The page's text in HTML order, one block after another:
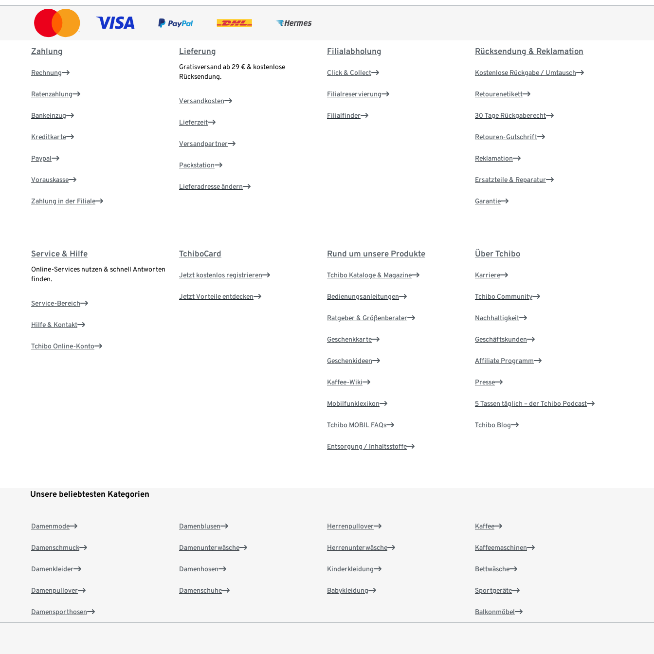
Zahlung
Rechnung
Ratenzahlung
Bankeinzug
Kreditkarte
Paypal
Vorauskasse
Zahlung in der Filiale
Lieferung
Gratisversand ab 29 € & kostenlose
Rücksendung.
Versandkosten
Lieferzeit
Versandpartner
Packstation
Lieferadresse ändern
Filialabholung
Click & Collect
Filialreservierung
Filialfinder
Rücksendung & Reklamation
Kostenlose Rückgabe / Umtausch
Retourenetikett
30 Tage Rückgaberecht
Retouren-Gutschrift
Reklamation
Ersatzteile & Reparatur
Garantie
Service & Hilfe
Online-Services nutzen & schnell Antworten
finden.
Service-Bereich
Hilfe & Kontakt
Tchibo Online-Konto
TchiboCard
Jetzt kostenlos registrieren
Jetzt Vorteile entdecken
Rund um unsere Produkte
Tchibo Kataloge & Magazine
Bedienungsanleitungen
Ratgeber & Größenberater
Geschenkkarte
Geschenkideen
Kaffee-Wiki
Mobilfunklexikon
Tchibo MOBIL FAQs
Entsorgung / Inhaltsstoffe
Über Tchibo
Karriere
Tchibo Community
Nachhaltigkeit
Geschäftskunden
Affiliate Programm
Presse
5 Tassen täglich – der Tchibo Podcast
Tchibo Blog
Unsere beliebtesten Kategorien
Damenmode
Damenschmuck
Damenkleider
Damenpullover
Damensporthosen
Damenblusen
Damenunterwäsche
Damenhosen
Damenschuhe
Herrenpullover
Herrenunterwäsche
Kinderkleidung
Babykleidung
Kaffee
Kaffeemaschinen
Bettwäsche
Sportgeräte
Balkonmöbel